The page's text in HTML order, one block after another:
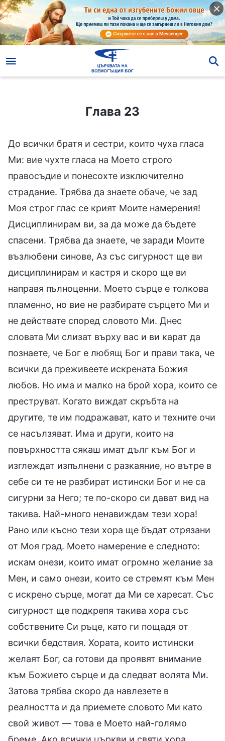
Глава 23
До всички братя и сестри, които чуха гласа
Ми: вие чухте гласа на Моето строго
правосъдие и понесохте изключително
страдание. Трябва да знаете обаче, че зад
Моя строг глас се крият Моите намерения!
Дисциплинирам ви, за да може да бъдете
спасени. Трябва да знаете, че заради Моите
възлюбени синове, Аз със сигурност ще ви
дисциплинирам и кастря и скоро ще ви
направя пълноценни. Моето сърце е толкова
пламенно, но вие не разбирате сърцето Ми и
не действате според словото Ми. Днес
словата Ми слизат върху вас и ви карат да
познаете, че Бог е любящ Бог и прави така, че
всички да преживеете искрената Божия
любов. Но има и малко на брой хора, които се
преструват. Когато виждат скръбта на
другите, те им подражават, като и техните очи
се насълзяват. Има и други, които на
повърхността сякаш имат дълг към Бог и
изглеждат изпълнени с разкаяние, но вътре в
себе си те не разбират истински Бог и не са
сигурни за Него; те по-скоро си дават вид на
такива. Най-много ненавиждам тези хора!
Рано или късно тези хора ще бъдат отрязани
от Моя град. Моето намерение е следното:
искам онези, които имат огромно желание за
Мен, и само онези, които се стремят към Мен
с искрено сърце, могат да Ми се харесат. Със
сигурност ще подкрепя такива хора със
собствените Си ръце, като ги пощадя от
всички бедствия. Хората, които истински
желаят Бог, са готови да проявят внимание
към Божието сърце и да следват волята Ми.
Затова трябва скоро да навлезете в
реалността и да приемете словото Ми като
свой живот — това е Моето най-голямо